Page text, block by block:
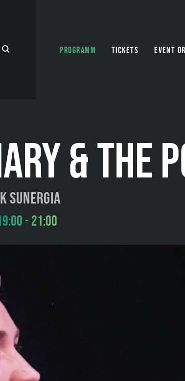
PROGRAMM TICKETS EVENT
& THE
Sunergia
- 21:00